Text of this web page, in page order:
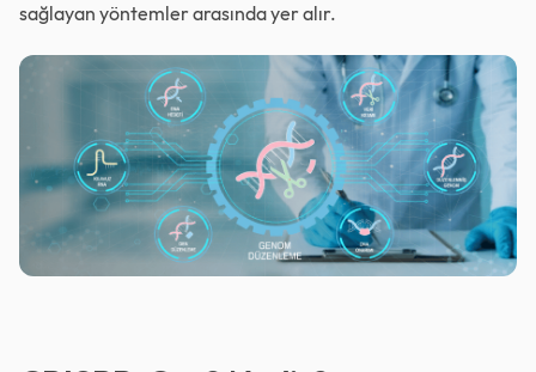
sağlayan yöntemler arasında yer alır.